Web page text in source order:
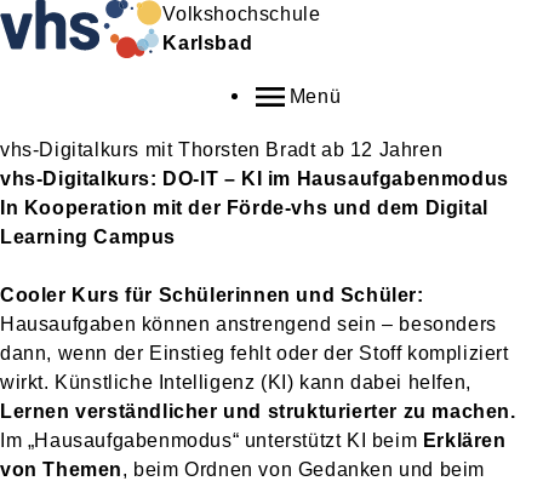
Volkshochschule
Karlsbad
Menü
vhs-Digitalkurs mit Thorsten Bradt ab 12 Jahren
vhs-Digitalkurs: DO-IT – KI im Hausaufgabenmodus
In Kooperation mit der Förde-vhs und dem Digital
Learning Campus
Cooler Kurs für Schülerinnen und Schüler:
Hausaufgaben können anstrengend sein – besonders
dann, wenn der Einstieg fehlt oder der Stoff kompliziert
wirkt. Künstliche Intelligenz (KI) kann dabei helfen,
Lernen verständlicher und strukturierter zu machen.
Im „Hausaufgabenmodus“ unterstützt KI beim Erklären
von Themen, beim Ordnen von Gedanken und beim